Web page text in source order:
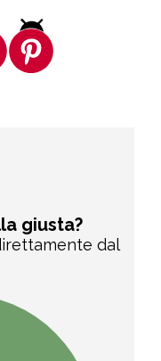
giusta?
dal